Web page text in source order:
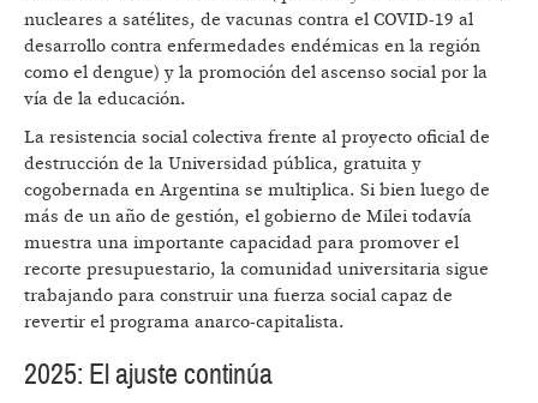
nucleares a satélites, de vacunas contra el COVID-19 al
desarrollo contra enfermedades endémicas en la región
como el dengue) y la promoción del ascenso social por la
vía de la educación.
La resistencia social colectiva frente al proyecto oficial de
destrucción de la Universidad pública, gratuita y
cogobernada en Argentina se multiplica. Si bien luego de
más de un año de gestión, el gobierno de Milei todavía
muestra una importante capacidad para promover el
recorte presupuestario, la comunidad universitaria sigue
trabajando para construir una fuerza social capaz de
revertir el programa anarco-capitalista.
2025: El ajuste continúa